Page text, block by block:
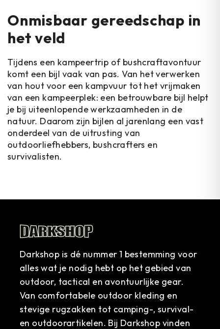
Onmisbaar gereedschap in
het veld
Tijdens een kampeertrip of bushcraftavontuur
komt een bijl vaak van pas. Van het verwerken
van hout voor een kampvuur tot het vrijmaken
van een kampeerplek: een betrouwbare bijl helpt
je bij uiteenlopende werkzaamheden in de
natuur. Daarom zijn bijlen al jarenlang een vast
onderdeel van de uitrusting van
outdoorliefhebbers, bushcrafters en
survivalisten.
Darkshop is dé nummer 1 bestemming voor
alles wat je nodig hebt op het gebied van
outdoor, tactical en avontuurlijke gear.
Van comfortabele outdoor kleding en
stevige rugzakken tot camping-, survival-
en outdoorartikelen. Bij Darkshop vinden